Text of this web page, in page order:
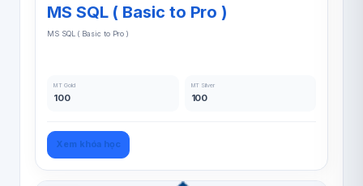
MS SQL ( Basic to Pro )
MS SQL ( Basic to Pro )
MT Gold
100
MT Silver
100
Xem khóa học